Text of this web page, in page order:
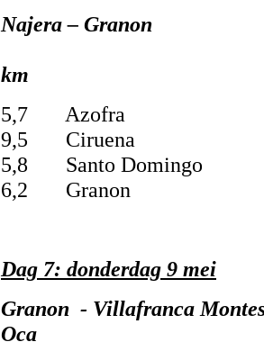
Najera – Granon
km
5,7 Azofra
9,5 Ciruena
5,8 Santo Domingo
6,2 Granon
Dag 7: donderdag 9 mei
Granon - Villafranca
Oca